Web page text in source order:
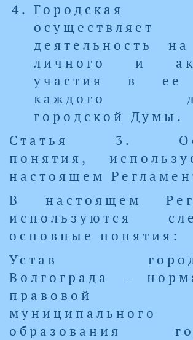
Городская
деятельность
личного и
участия в ее
каждого
городской Думы.
Статья 3.
понятия,
настоящем
В настоящем
используются
основные понятия:
Устав
Волгограда –
правовой
муниципального
образования